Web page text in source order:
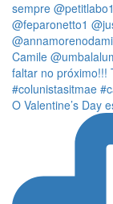
O Valentine’s Day